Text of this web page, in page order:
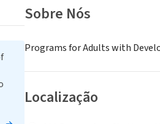
Sobre Nós
Programs for Adults with
Localização